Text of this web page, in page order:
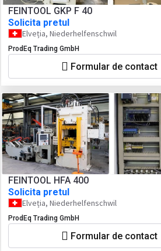
FEINTOOL GKP F 40
Solicita pretul
Elveția, Niederhelfenschwil
ProdEq Trading GmbH
Formular de contact
FEINTOOL HFA 400
Solicita pretul
Elveția, Niederhelfenschwil
ProdEq Trading GmbH
Formular de contact